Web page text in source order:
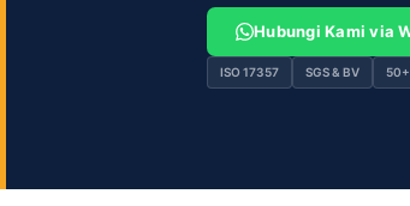
Anda...
Hubungi Kami via
ISO 17357 SGS & BV 50+